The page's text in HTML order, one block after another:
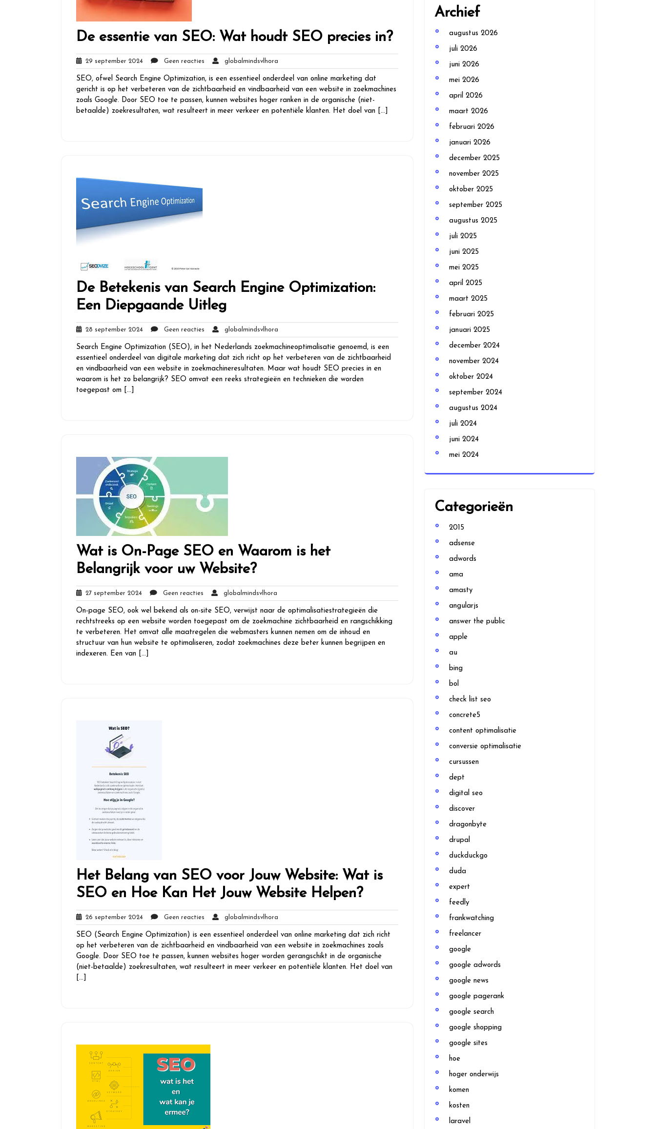
De essentie van SEO: Wat houdt SEO precies in?
29 september 202429
september
2024
Geen reacties Geen
reacties
globalmindsvlhora
SEO, ofwel Search Engine Optimization, is een essentieel onderdeel van online marketing dat
gericht is op het verbeteren van de zichtbaarheid en vindbaarheid van een website in zoekmachines
zoals Google. Door SEO toe te passen, kunnen websites hoger ranken in de organische (niet-
betaalde) zoekresultaten, wat resulteert in meer verkeer en potentiële klanten. Het doel van […]
De Betekenis van Search Engine Optimization:
Een Diepgaande Uitleg
28 september 202428
september
2024
Geen reacties Geen
reacties
globalmindsvlhora
Search Engine Optimization (SEO), in het Nederlands zoekmachineoptimalisatie genoemd, is een
essentieel onderdeel van digitale marketing dat zich richt op het verbeteren van de zichtbaarheid
en vindbaarheid van een website in zoekmachineresultaten. Maar wat houdt SEO precies in en
waarom is het zo belangrijk? SEO omvat een reeks strategieën en technieken die worden
toegepast om […]
Wat is On-Page SEO en Waarom is het
Belangrijk voor uw Website?
27 september 202427
september
2024
Geen reacties Geen
reacties
globalmindsvlhora
On-page SEO, ook wel bekend als on-site SEO, verwijst naar de optimalisatiestrategieën die
rechtstreeks op een website worden toegepast om de zoekmachine zichtbaarheid en rangschikking
te verbeteren. Het omvat alle maatregelen die webmasters kunnen nemen om de inhoud en
structuur van hun website te optimaliseren, zodat zoekmachines deze beter kunnen begrijpen en
indexeren. Een van […]
Het Belang van SEO voor Jouw Website: Wat is
SEO en Hoe Kan Het Jouw Website Helpen?
26 september 202426
september
2024
Geen reacties Geen
reacties
globalmindsvlhora
SEO (Search Engine Optimization) is een essentieel onderdeel van online marketing dat zich richt
op het verbeteren van de zichtbaarheid en vindbaarheid van een website in zoekmachines zoals
Google. Door SEO toe te passen, kunnen websites hoger worden gerangschikt in de organische
(niet-betaalde) zoekresultaten, wat resulteert in meer verkeer en potentiële klanten. Het doel van
[…]
Archief
augustus 2026
juli 2026
juni 2026
mei 2026
april 2026
maart 2026
februari 2026
januari 2026
december 2025
november 2025
oktober 2025
september 2025
augustus 2025
juli 2025
juni 2025
mei 2025
april 2025
maart 2025
februari 2025
januari 2025
december 2024
november 2024
oktober 2024
september 2024
augustus 2024
juli 2024
juni 2024
mei 2024
Categorieën
2015
adsense
adwords
ama
amasty
angularjs
answer the public
apple
au
bing
bol
check list seo
concrete5
content optimalisatie
conversie optimalisatie
cursussen
dept
digital seo
discover
dragonbyte
drupal
duckduckgo
duda
expert
feedly
frankwatching
freelancer
google
google adwords
google news
google pagerank
google search
google shopping
google sites
hoe
hoger onderwijs
komen
kosten
laravel